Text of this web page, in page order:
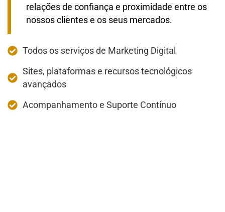
relações de confiança e proximidade entre os
nossos clientes e os seus mercados.
Todos os serviços de Marketing Digital
Sites, plataformas e recursos tecnológicos
avançados
Acompanhamento e Suporte Contínuo